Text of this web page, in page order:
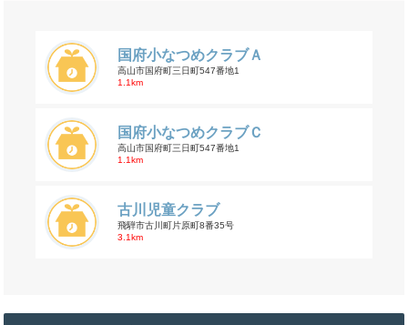
国府小なつめクラブＡ
高山市国府町三日町547番地1
1.1km
国府小なつめクラブＣ
高山市国府町三日町547番地1
1.1km
古川児童クラブ
飛騨市古川町片原町8番35号
3.1km